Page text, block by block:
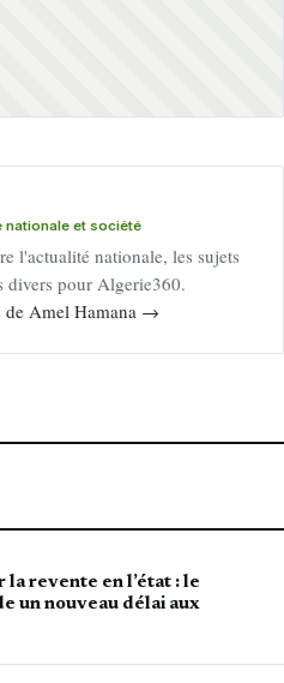
nationale et société
l'actualité nationale, les sujets
divers pour Algerie360.
de Amel Hamana →
revente en l’état : le
un nouveau délai aux